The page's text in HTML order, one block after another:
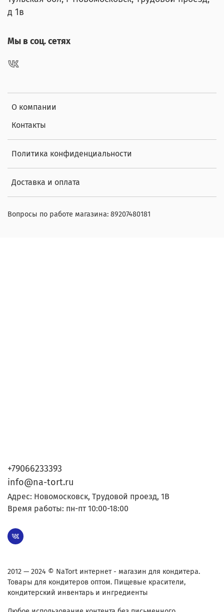
О компании
Контакты
Политика конфиденциальности
Доставка и оплата
д 1в
Мы в соц. сетях
Вопросы по работе магазина: 89207480181
+79066233393
info@na-tort.ru
Адрес: Новомосковск, Трудовой проезд, 1В
Время работы: пн-пт 10:00-18:00
2012 — 2024 © NaTort интернет - магазин для кондитера.
Товары для кондитеров оптом. Пищевые красители,
кондитерский инвентарь и ингредиенты